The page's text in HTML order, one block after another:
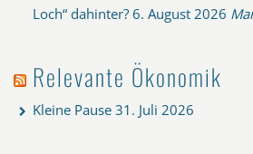
Loch“ dahinter? 6. August 2026
Relevante Ökonomik
Kleine Pause 31. Juli 2026